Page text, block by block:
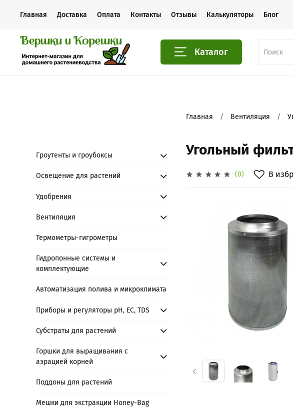
Главная Доставка Оплата Контакты Отзывы Калькуляторы Блог
Каталог
Главная Вентиляция
Угольный
(0) В
Гроутенты и гроубоксы
Освещение для растений
Удобрения
Вентиляция
Термометры-гигрометры
Гидропонные системы и
комплектующие
Автоматизация полива и микроклимата
Приборы и регуляторы рН, EC, TDS
Субстраты для растений
Горшки для выращивания с
аэрацией корней
Поддоны для растений
Мешки для экстракции Honey-Bag